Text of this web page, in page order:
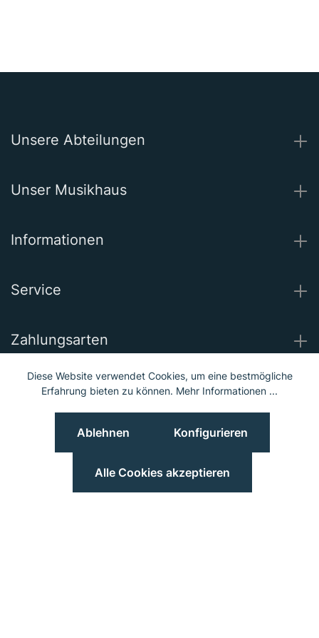
Unsere Abteilungen
Unser Musikhaus
Informationen
Service
Zahlungsarten
Wir versenden mit
Unsere Socials
© 2023 Hieber Lindberg GmbH © 2023 MGS Loib GmbH
Diese Website verwendet Cookies, um eine bestmögliche
Erfahrung bieten zu können. Mehr Informationen ...
Ablehnen Konfigurieren
Alle Cookies akzeptieren